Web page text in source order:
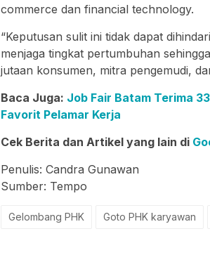
commerce dan financial technology.
“Keputusan sulit ini tidak dapat
menjaga tingkat pertumbuhan
jutaan konsumen, mitra pengemudi,
Baca Juga: Job Fair Batam Terima
Favorit Pelamar Kerja
Cek Berita dan Artikel yang lain di
Penulis: Candra Gunawan
Sumber: Tempo
Gelombang PHK Goto PHK karyawan